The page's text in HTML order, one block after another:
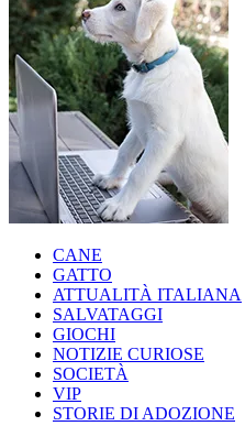
CANE
GATTO
ATTUALITÀ ITALIANA
SALVATAGGI
GIOCHI
NOTIZIE CURIOSE
SOCIETÀ
VIP
STORIE DI ADOZIONE